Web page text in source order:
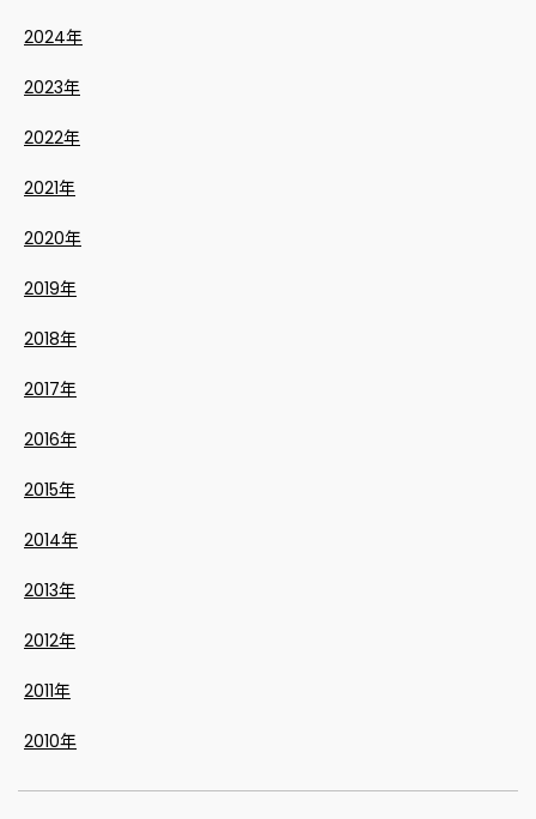
2024年
2023年
2022年
2021年
2020年
2019年
2018年
2017年
2016年
2015年
2014年
2013年
2012年
2011年
2010年